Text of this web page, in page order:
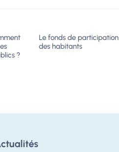
?
Le fonds de participation
des habitants